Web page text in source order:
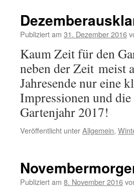
Publiziert am 31. Dezember 2016
Kaum Zeit für den
neben der Zeit meist
Jahresende nur eine
Impressionen und
Gartenjahr 2017!
Veröffentlicht unterAllgemein,
Publiziert am 8. November 2016